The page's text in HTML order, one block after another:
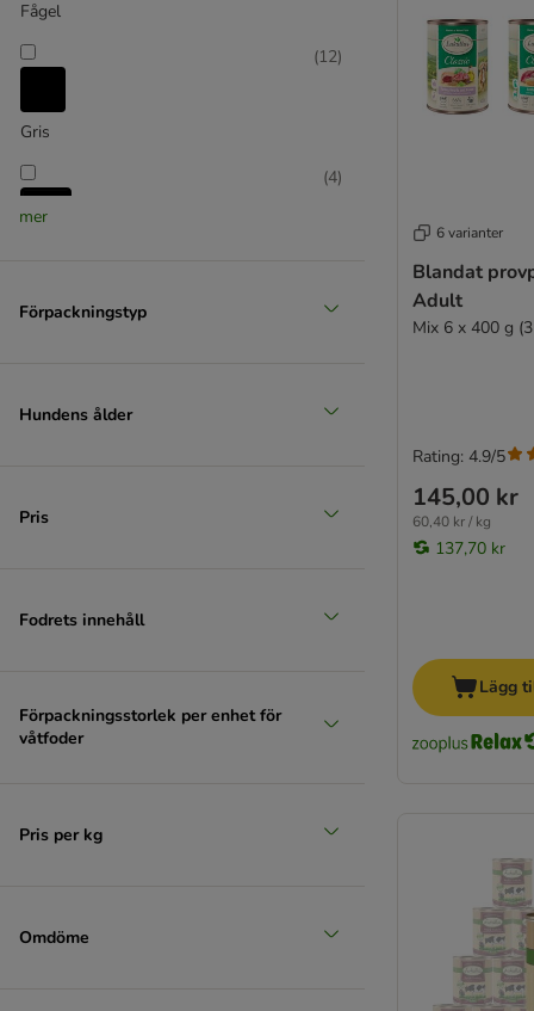
Rodi
Schesir
STRAYZ
Terra Canis
Trovet
Wiejska Zagroda
Ekologiskt hundfoder
Senior
Fågel
Gris
(12)
(4)
14)
mer
Förpackningstyp
Hundens ålder
Pris
Fodrets innehåll
Förpackningsstorlek per enhet för
våtfoder
Pris per kg
Omdöme
6 varianter
Blandat
Adult
Mix 6 x 400 g
145,00 kr
60,40 kr / kg
137,70 kr
Rating: 4.9/5
Lägg